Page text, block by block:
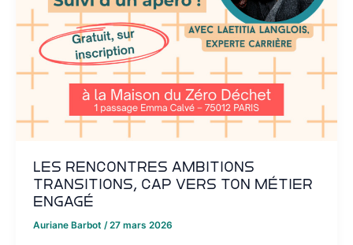
Les rencontres Ambitions
Transitions, Cap vers ton métier
engagé
Auriane Barbot /27 mars 2026